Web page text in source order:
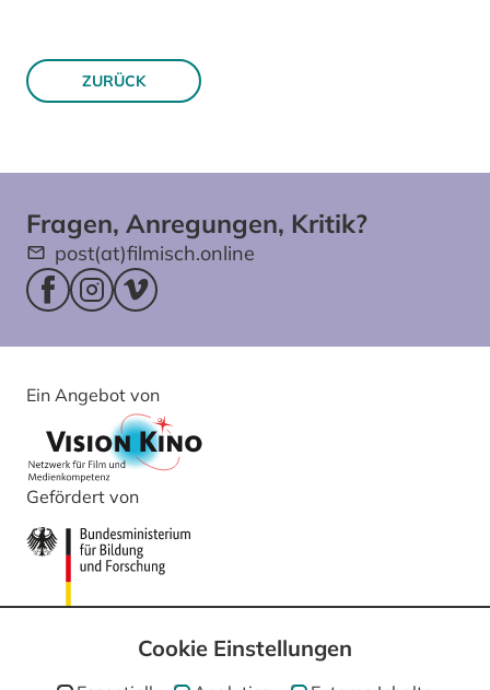
ZURÜCK
Fragen, Anregungen, Kritik?
post(at)filmisch.online
Facebookseite (öffnet im neuen Fenster)
Instagram (öffnet im neuen Fenster)
Vimeo (öffnet im neuen Fenster)
Ein Angebot von
Gefördert von
Cookie Einstellungen